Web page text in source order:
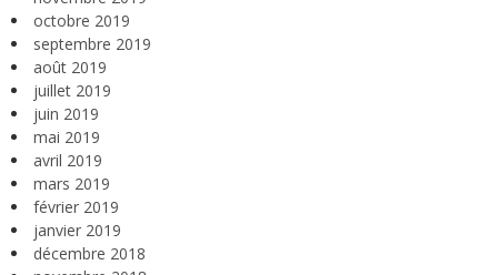
octobre 2019
septembre 2019
août 2019
juillet 2019
juin 2019
mai 2019
avril 2019
mars 2019
février 2019
janvier 2019
décembre 2018